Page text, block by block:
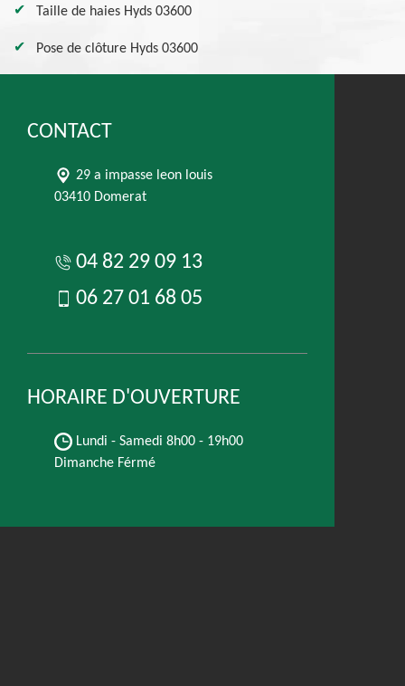
Taille de haies Hyds 03600
Pose de clôture Hyds 03600
CONTACT
29 a impasse leon louis
03410 Domerat
04 82 29 09 13
06 27 01 68 05
HORAIRE D'OUVERTURE
Lundi - Samedi 8h00 - 19h00
Dimanche Férmé